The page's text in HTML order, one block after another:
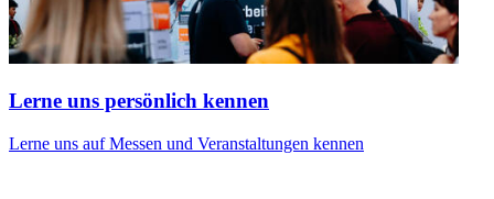
Lerne uns persönlich kennen
Lerne uns auf Messen und Veranstaltungen kennen